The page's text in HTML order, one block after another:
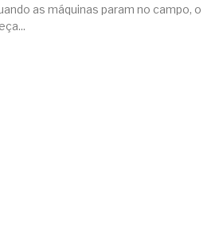
as máquinas param no campo, o